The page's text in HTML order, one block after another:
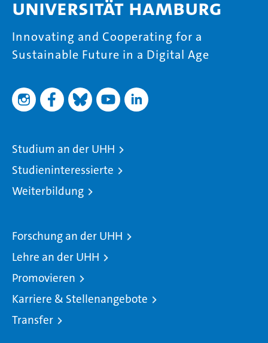
Universität Hamburg
Innovating and Cooperating for a
Sustainable Future in a Digital Age
Studium an der UHH
Studieninteressierte
Weiterbildung
Forschung an der UHH
Lehre an der UHH
Promovieren
Karriere & Stellenangebote
Transfer